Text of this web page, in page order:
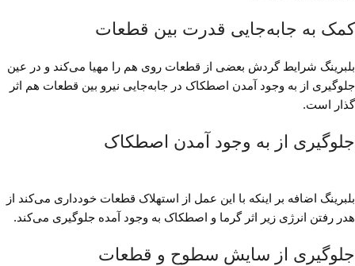
کمک به جابه‌جایی قدرت بین قطعات
بلبرینگ شرایط گردش بعضی از قطعات روی هم را مهیا می‌کند و در عین
جلوگیری از به وجود آمدن اصطکاک در جابه‌جایی نیرو بین قطعات هم اثر
گذار است.
جلوگیری از به وجود آمدن اصطکاک
بلبرینگ اضافه بر اینکه با این عمل از استهلاک قطعات‌ خودداری می‌کند‌ از
هدر رفتن انرژی زیر اثر گرما و اصطکاک به وجود آمده جلوگیری می‌کند.
جلوگیری از سایش سطوح و قطعات